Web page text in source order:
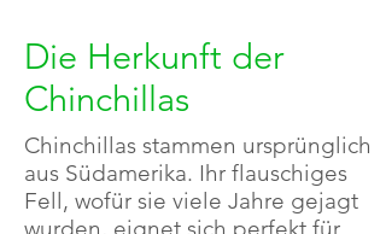
Die Herkunft der
Chinchillas
Chinchillas stammen ursprünglich
aus Südamerika. Ihr flauschiges
Fell, wofür sie viele Jahre gejagt